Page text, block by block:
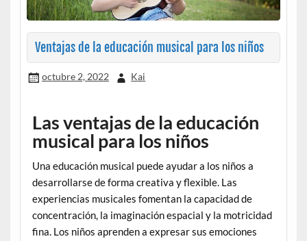
Ventajas de la educación musical para los niños
octubre 2, 2022 Kai
Las ventajas de la educación
musical para los niños
Una educación musical puede ayudar a los niños a
desarrollarse de forma creativa y flexible. Las
experiencias musicales fomentan la capacidad de
concentración, la imaginación espacial y la motricidad
fina. Los niños aprenden a expresar sus emociones